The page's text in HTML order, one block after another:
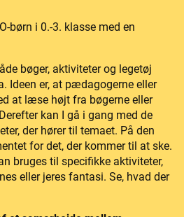
børn i 0.-3. klasse med en
bøger, aktiviteter og legetøj
Ideen er, at pædagogerne eller
at læse højt fra bøgerne eller
kan I gå i gang med de
der hører til temaet. På den
for det, der kommer til at ske.
bruges til specifikke aktiviteter,
eller jeres fantasi. Se, hvad der